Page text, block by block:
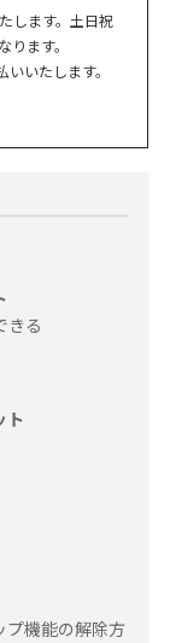
します。土日祝
ます。
いたします。
きる
ト
プ機能の解除方